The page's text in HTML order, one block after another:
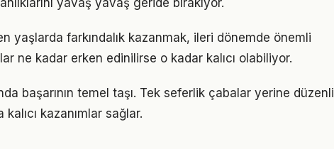
yavaş yavaş geride bırakıyor.
yaşlarda farkındalık kazanmak, ileri dönemde önemli
ne kadar erken edinilirse o kadar kalıcı olabiliyor.
başarının temel taşı. Tek seferlik çabalar yerine düzenli
kazanımlar sağlar.